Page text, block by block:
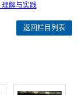
解与实践
返回栏目列表